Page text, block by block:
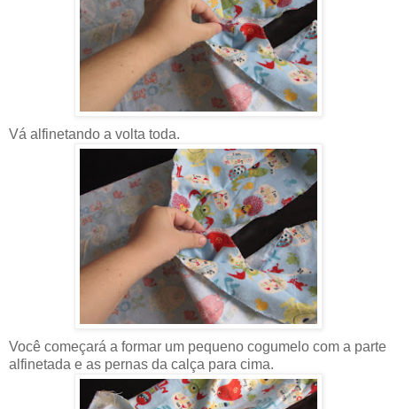
Vá alfinetando a volta toda.
Você começará a formar um pequeno cogumelo com a parte
alfinetada e as pernas da calça para cima.